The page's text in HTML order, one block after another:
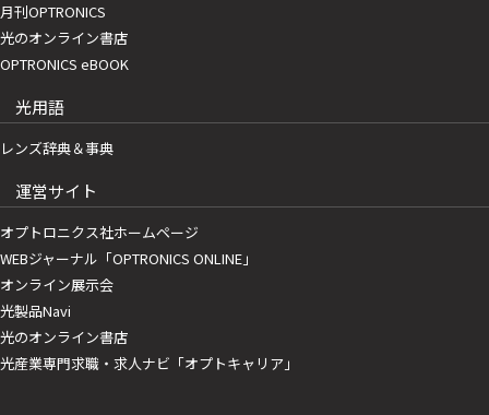
月刊OPTRONICS
光のオンライン書店
OPTRONICS eBOOK
光用語
レンズ辞典＆事典
運営サイト
オプトロニクス社ホームページ
WEBジャーナル「OPTRONICS ONLINE」
オンライン展示会
光製品Navi
光のオンライン書店
光産業専門求職・求人ナビ「オプトキャリア」